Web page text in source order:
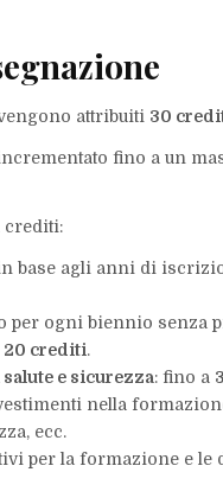
attribuiti 30
fino a un
crediti:
base agli anni di
per ogni biennio senza
20 crediti.
e sicurezza: fino a
nella
ecc.
per la formazione e le